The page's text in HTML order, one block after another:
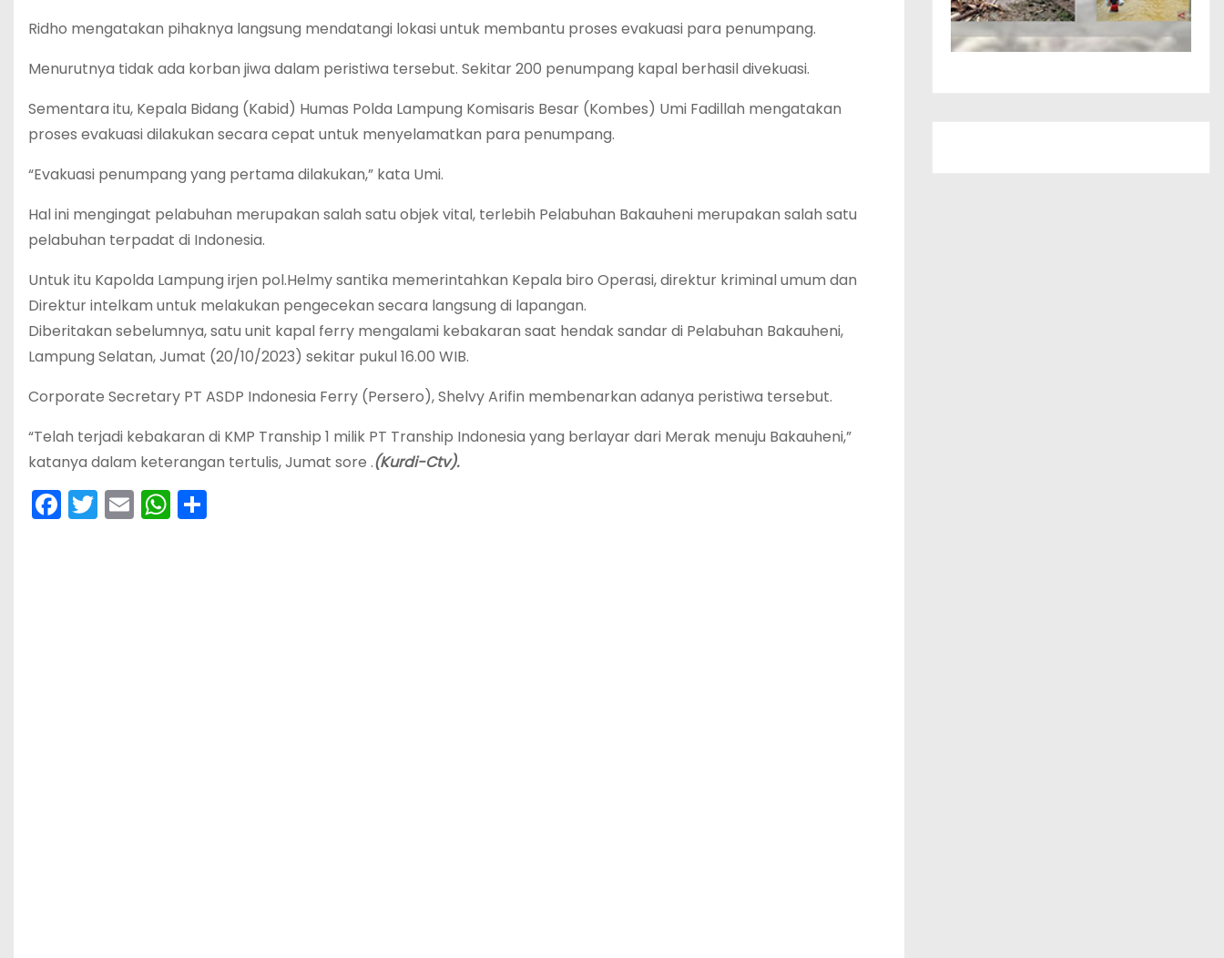
Ridho mengatakan pihaknya langsung mendatangi lokasi untuk membantu proses evakuasi para penumpang.
Menurutnya tidak ada korban jiwa dalam peristiwa tersebut. Sekitar 200 penumpang kapal berhasil divekuasi.
Sementara itu, Kepala Bidang (Kabid) Humas Polda Lampung Komisaris Besar (Kombes) Umi Fadillah mengatakan
proses evakuasi dilakukan secara cepat untuk menyelamatkan para penumpang.
“Evakuasi penumpang yang pertama dilakukan,” kata Umi.
Hal ini mengingat pelabuhan merupakan salah satu objek vital, terlebih Pelabuhan Bakauheni merupakan salah satu
pelabuhan terpadat di Indonesia.
Untuk itu Kapolda Lampung irjen pol.Helmy santika memerintahkan Kepala biro Operasi, direktur kriminal umum dan
Direktur intelkam untuk melakukan pengecekan secara langsung di lapangan.
Diberitakan sebelumnya, satu unit kapal ferry mengalami kebakaran saat hendak sandar di Pelabuhan Bakauheni,
Lampung Selatan, Jumat (20/10/2023) sekitar pukul 16.00 WIB.
Corporate Secretary PT ASDP Indonesia Ferry (Persero), Shelvy Arifin membenarkan adanya peristiwa tersebut.
“Telah terjadi kebakaran di KMP Tranship 1 milik PT Tranship Indonesia yang berlayar dari Merak menuju Bakauheni,”
katanya dalam keterangan tertulis, Jumat sore .(Kurdi-Ctv).
F
a
T
w
E
m
W
h